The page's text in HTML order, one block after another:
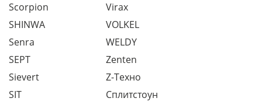
Scorpion
SHINWA
Senra
SEPT
Sievert
SIT
Virax
VOLKEL
WELDY
Zenten
Z-Техно
Сплитстоун